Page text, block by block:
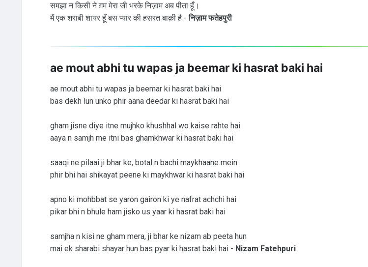
समझा न किसी ने ग़म मेरा जी भरके निज़ाम अब पीता हूँ।
मैं एक शराबी शायर हूँ बस प्यार की हसरत बाक़ी है -निज़ाम फतेहपुरी
ae mout abhi tu wapas ja beemar ki hasrat baki hai
ae mout abhi tu wapas ja beemar ki hasrat baki hai
bas dekh lun unko phir aana deedar ki hasrat baki hai
gham jisne diye itne mujhko khushhal wo kaise rahte hai
aaya n samjh me itni bas ghamkhwar ki hasrat baki hai
saaqi ne pilaai ji bhar ke, botal n bachi maykhaane mein
phir bhi hai shikayat peene ki maykhwar ki hasrat baki hai
apno ki mohbbat se yaron gairon ki ye nafrat achchi hai
pikar bhi n bhule ham jisko us yaar ki hasrat baki hai
samjha n kisi ne gham mera, ji bhar ke nizam ab peeta hun
mai ek sharabi shayar hun bas pyar ki hasrat baki hai - Nizam Fatehpuri